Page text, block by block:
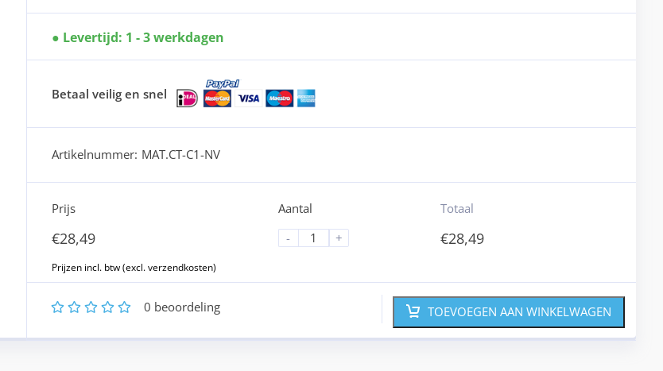
Levertijd: 1 - 3 werkdagen
Betaal veilig en snel
Artikelnummer: MAT.CT-C1-NV
Prijs
€28,49
Aantal
-
+
Totaal
€28,49
5
4
3
2 0 beoordeling TOEVOEGEN AAN WINKELWAGEN